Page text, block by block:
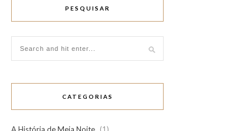
PESQUISAR
CATEGORIAS